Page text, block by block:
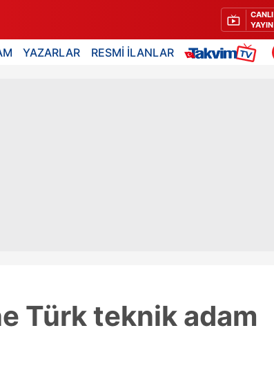
CANLI
YAYIN
YAZARLAR RESMİ İLANLAR
Türk teknik adam